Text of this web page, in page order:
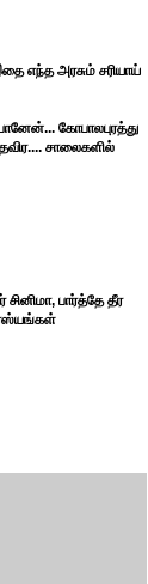
எந்த அரசும் சரியாய்
கோபாலபுரத்து
சாலைகளில்
பார்த்தே தீர